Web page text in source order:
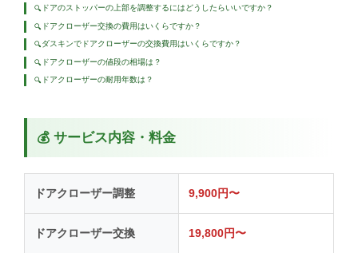
🔍 ドアのストッパーの上部を調整するにはどうしたらいいですか？
🔍 ドアクローザー交換の費用はいくらですか？
🔍 ダスキンでドアクローザーの交換費用はいくらですか？
🔍 ドアクローザーの値段の相場は？
🔍 ドアクローザーの耐用年数は？
💰 サービス内容・料金
ドアクローザー調整 9,900円〜
ドアクローザー交換 19,800円〜